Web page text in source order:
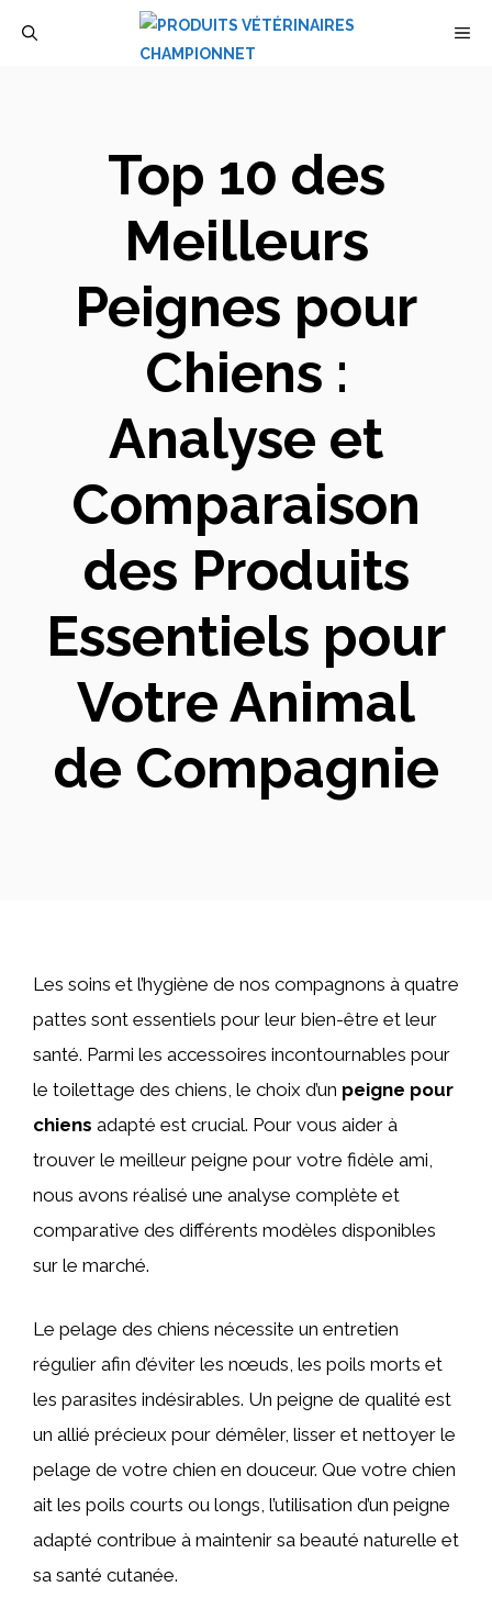
Top 10 des
Meilleurs
Peignes pour
Chiens :
Analyse et
Comparaison
des Produits
Essentiels pour
Votre Animal
de Compagnie
Les soins et l’hygiène de nos compagnons à quatre
pattes sont essentiels pour leur bien-être et leur
santé. Parmi les accessoires incontournables pour
le toilettage des chiens, le choix d’un peigne pour
chiens adapté est crucial. Pour vous aider à
trouver le meilleur peigne pour votre fidèle ami,
nous avons réalisé une analyse complète et
comparative des différents modèles disponibles
sur le marché.
Le pelage des chiens nécessite un entretien
régulier afin d’éviter les nœuds, les poils morts et
les parasites indésirables. Un peigne de qualité est
un allié précieux pour démêler, lisser et nettoyer le
pelage de votre chien en douceur. Que votre chien
ait les poils courts ou longs, l’utilisation d’un peigne
adapté contribue à maintenir sa beauté naturelle et
sa santé cutanée.